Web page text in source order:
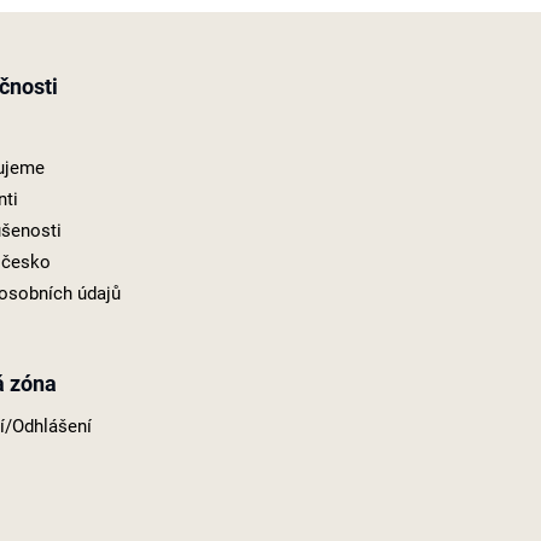
údajů
zóna
Odhlášení